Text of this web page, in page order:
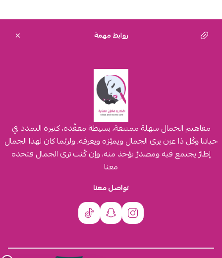
روابط مهمة
مفاهيم الجمال سهلة ممتنعة، بسيطة معقّدة، كثيرة التمدد في
حياتنا وكُل ذا عين يرى الجمال ويميّزه ويعرفه، ولربّما كان لهذا الجمال
إطارٌ يجتمع فيه ومصدرٌ يؤخذ منه، وإن كُنت ترى الجمال فتجده
معنا
تواصل معنا